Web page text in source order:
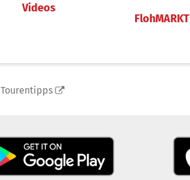
Videos
FlohMARKT
Tourentipps